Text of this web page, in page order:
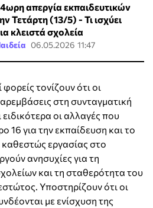
απεργία εκπαιδευτικών
Τετάρτη (13/5) - Τι ισχύει
κλειστά σχολεία
06.05.2026 11:47
τονίζουν ότι οι
στη συνταγματική
οι αλλαγές που
16 για την εκπαίδευση και το
εργασίας στο
ανησυχίες για τη
και τη σταθερότητα του
Υποστηρίζουν ότι οι
με ενίσχυση της